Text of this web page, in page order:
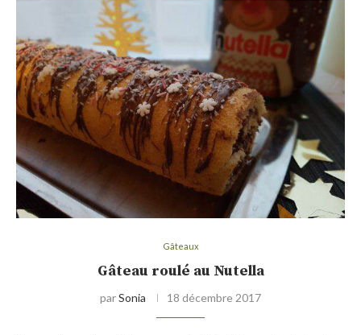
Gâteaux
Gâteau roulé au Nutella
parSonia 18 décembre 2017